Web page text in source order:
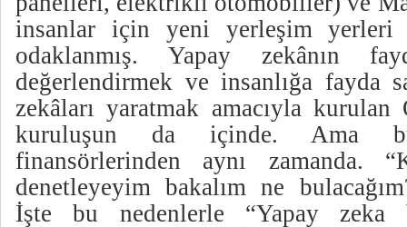
insanlar için yeni yerleşim
odaklanmış. Yapay zekânın
değerlendirmek ve insanlığa fayda
zekâları yaratmak amacıyla
kuruluşun da içinde. Ama
finansörlerinden aynı zamanda.
denetleyeyim bakalım ne
İşte bu nedenlerle “Yapay zeka